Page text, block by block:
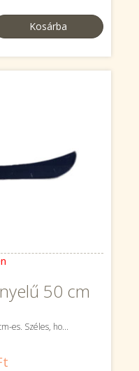
Kosárba
50 cm
es. Széles, ho...